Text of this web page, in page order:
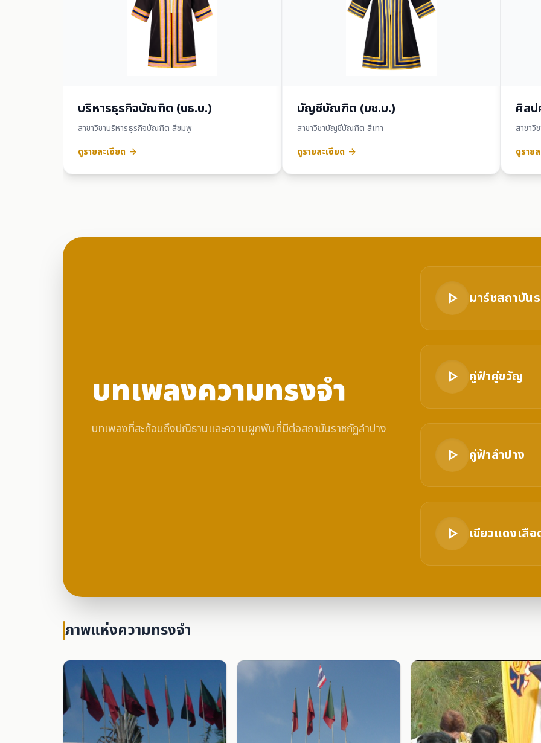
บริหารธุรกิจบัณฑิต (บธ.บ.)
สาขาวิชาบริหารธุรกิจบัณฑิต สีชมพู
ดูรายละเอียด arrow_forward
บัญชีบัณฑิต (บช.บ.)
สาขาวิชาบัญชีบัณฑิต สีเทา
ดูรายละเอียด arrow_forward
ศิล
สาขา
ดูราย
บทเพลงความทรงจำ
บทเพลงที่สะท้อนถึงปณิธานและความผูกพันที่มีต่อสถาบันราชภัฏลำปาง
play_arrow มาร์ชสถาบัน
play_arrow คู่ฟ้าคู่ขวัญ
play_arrow คู่ฟ้าลำปาง
play_arrow เขียวแดงเลื
play_arrow ราตรีดอนเต้า
ภาพแห่งความทรงจำ